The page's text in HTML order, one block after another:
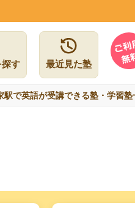
す 最近見た塾
駅で英語が受講できる塾・学習塾